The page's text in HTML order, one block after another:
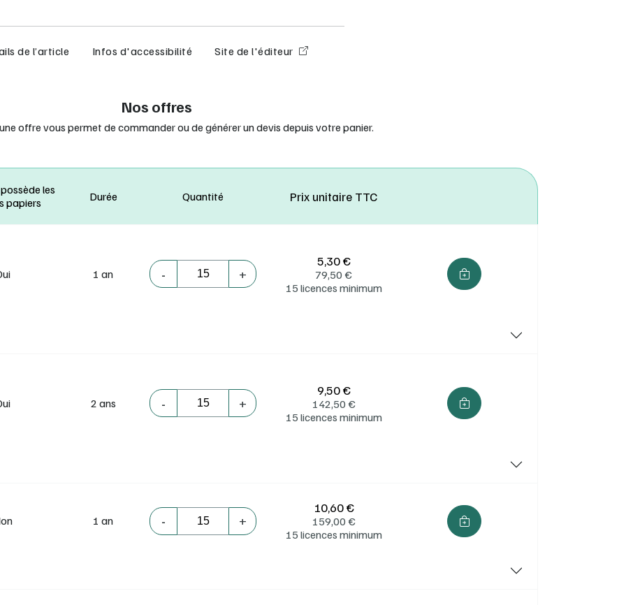
actuels, construction de graphiques ou exercices de rédaction,
couplés à l’utilisation d’outils numériques (Python, tableur,
plateforme de codage Python, exercices complémentaires, fiches-
adaptées à trois marques, infographies.
de l’article Infos d'accessibilité Site de l'éditeur
Nos offres
offre vous permet de commander ou de générer un devis depuis votre panier.
les
papiers
Durée Quantité Prix unitaire TTC
1 an - +
5,30 €
79,50€
15 licences minimum
2 ans - +
9,50 €
142,50 €
15 licences minimum
1 an - +
10,60 €
159,00 €
15 licences minimum